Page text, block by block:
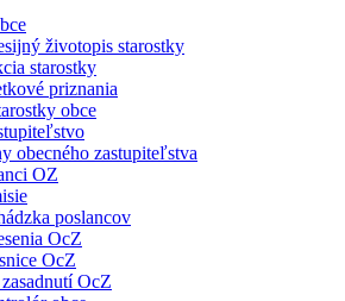
životopis starostky
starostky
priznania
obce
obecného zastupiteľstva
OZ
poslancov
OcZ
OcZ
OcZ